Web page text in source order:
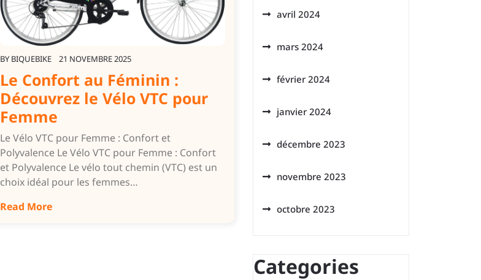
BY BIQUEBIKE 21 NOVEMBRE 2025
Le Confort au Féminin :
Découvrez le Vélo VTC pour
Femme
Le Vélo VTC pour Femme : Confort et
Polyvalence Le Vélo VTC pour Femme : Confort
et Polyvalence Le vélo tout chemin (VTC) est un
choix idéal pour les femmes…
Read More
avril 2024
mars 2024
février 2024
janvier 2024
décembre 2023
novembre 2023
octobre 2023
Categories